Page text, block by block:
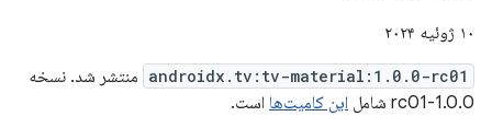
۱۰ ژوئیه ۲۰۲۴
androidx.tv:tv-material:1.0.0-rc01 منتشر شد. نسخه
1.0.0-rc01 شامل
این کامیت‌ها است.